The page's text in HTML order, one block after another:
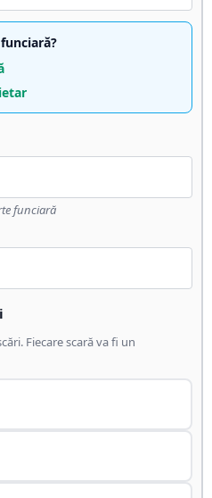
funciară
Fiecare scară va fi un